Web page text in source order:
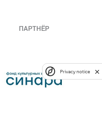
ПАРТНЁР
Privacy notice